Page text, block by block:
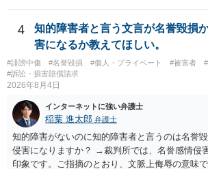
身が著作権者です。 他方、ブランド名、文字主
短いキャッチコピー、販売コンセプトなどは、
りません。ただし、ロゴに独自の図形やイラス
は、その表現部分が著作物となる可能性があり
の著作権は撮影者に、肖像に関する権利は被写体
（著作権法2条・17条）。 ウェブサイト全体に当
等は別として、一般的なレイアウトや配色、依頼
材を希望に沿って配置した部分には、通常、著作
いと考えられます。仮に具体的な画面構成の一
ても、その権利は当該部分に限られ、ご相談者
実績として掲載する権限まで当然に生じるもの
4
知的障害者と言う文言が名誉毀損
害になるか教えてほしい。
#誹謗中傷 #名誉毀損 #個人・プライベート #被害者
#訴訟・損害賠償請求
2026年8月4日
インターネットに強い弁護士
稲葉 進太郎 弁護士
知的障害がないのに知的障害者と言うのは名誉
侵害になりますか？ →裁判所では、名誉感情侵
印象です。ご指摘のとおり、文脈上侮辱の意味